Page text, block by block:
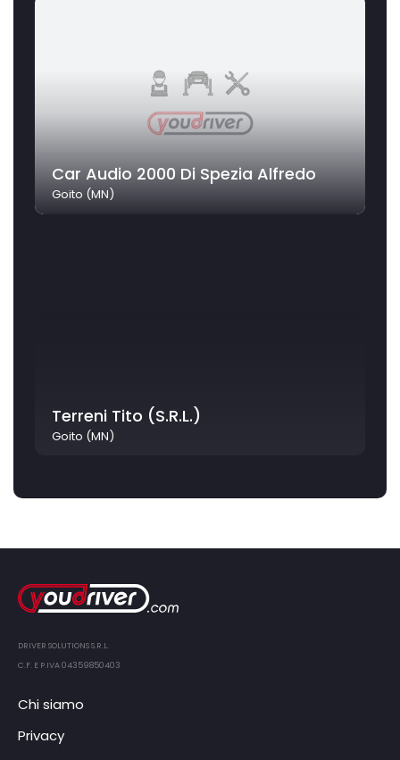
Car Audio 2000 Di Spezia Alfredo
Goito (MN)
Terreni Tito (S.R.L.)
Goito (MN)
DRIVER SOLUTIONS S.R.L.
C.F. E P.IVA 04359850403
Chi siamo
Privacy